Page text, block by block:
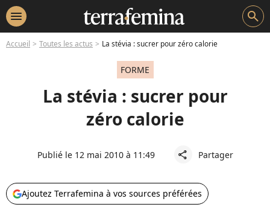
menu search
Accueil Toutes les actus La stévia : sucrer pour zéro calorie
FORME
La stévia : sucrer pour
zéro calorie
Publié le 12 mai 2010 à 11:49 share Partager
Ajoutez Terrafemina à vos sources préférées